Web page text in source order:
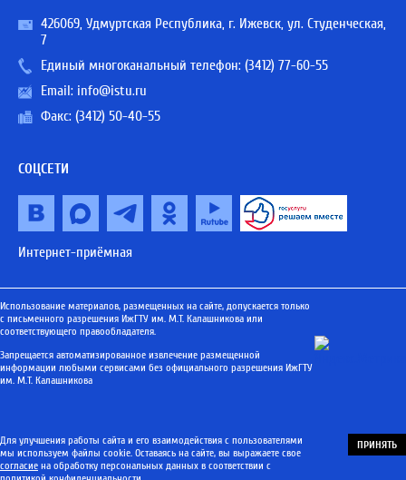
426069, Удмуртская Республика, г. Ижевск, ул. Студенческая,
7
Единый многоканальный телефон: (3412) 77-60-55
Email: info@istu.ru
Факс: (3412) 50-40-55
СОЦСЕТИ
Интернет-приёмная
Использование материалов, размещенных на сайте, допускается только
с письменного разрешения ИжГТУ им. М.Т. Калашникова или
соответствующего правообладателя.
Запрещается автоматизированное извлечение размещенной
информации любыми сервисами без официального разрешения ИжГТУ
им. М.Т. Калашникова
Для улучшения работы сайта и его взаимодействия с пользователями
мы используем файлы cookie. Оставаясь на сайте, вы выражаете свое
согласие на обработку персональных данных в соответствии с
ПРИНЯТЬ